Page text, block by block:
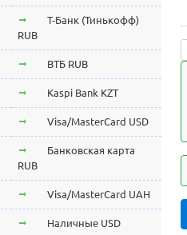
Т-Банк (Тинькофф)
RUB
ВТБ RUB
Kaspi Bank KZT
Visa/MasterCard USD
Банковская карта
RUB
Visa/MasterCard UAH
Наличные USD